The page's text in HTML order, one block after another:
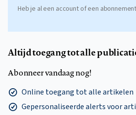
Heb je al een account of een
Altijd toegang tot alle
Abonneer vandaag nog!
Online toegang tot alle artikelen
Gepersonaliseerde alerts voor